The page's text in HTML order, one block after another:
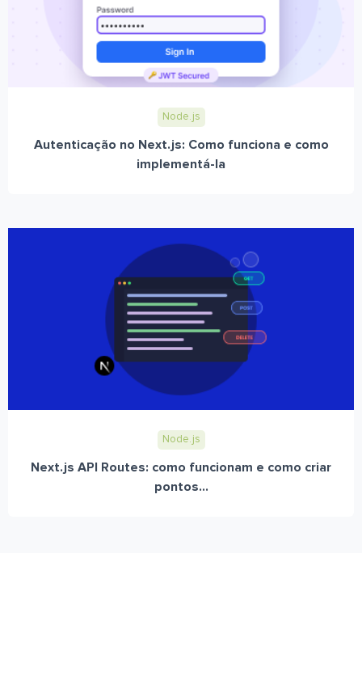
Node.js
Autenticação no Next.js: Como funciona e como
implementá-la
Node.js
Next.js API Routes: como funcionam e como criar
pontos...